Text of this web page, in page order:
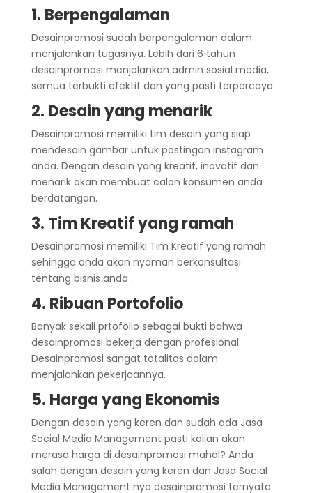
1. Berpengalaman
Desainpromosi sudah berpengalaman dalam
menjalankan tugasnya. Lebih dari 6 tahun
desainpromosi menjalankan admin sosial media,
semua terbukti efektif dan yang pasti terpercaya.
2. Desain yang menarik
Desainpromosi memiliki tim desain yang siap
mendesain gambar untuk postingan instagram
anda. Dengan desain yang kreatif, inovatif dan
menarik akan membuat calon konsumen anda
berdatangan.
3. Tim Kreatif yang ramah
Desainpromosi memiliki Tim Kreatif yang ramah
sehingga anda akan nyaman berkonsultasi
tentang bisnis anda .
4. Ribuan Portofolio
Banyak sekali prtofolio sebagai bukti bahwa
desainpromosi bekerja dengan profesional.
Desainpromosi sangat totalitas dalam
menjalankan pekerjaannya.
5. Harga yang Ekonomis
Dengan desain yang keren dan sudah ada Jasa
Social Media Management pasti kalian akan
merasa harga di desainpromosi mahal? Anda
salah dengan desain yang keren dan Jasa Social
Media Management nya desainpromosi ternyata